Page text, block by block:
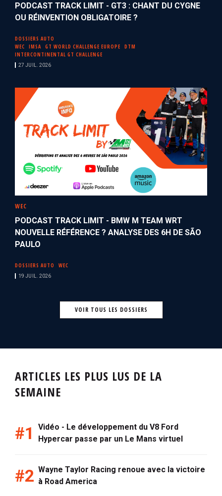
PODCAST TRACK LIMIT - GT3 : CHANT DU CYGNE
OU RÉINVENTION OBLIGATOIRE ?
DOSSIERS AUTO
WEC
IMSA GT WORLD CHALLENGE EUROPE
DTM
INTERCONTINENTAL GT CHALLENGE
27 JUIL. 2026
WEC
PODCAST TRACK LIMIT - BMW M TEAM WRT
NOUVELLE RÉFÉRENCE ? ANALYSE DES 6H DE SÃO
PAULO
DOSSIERS AUTO WEC
19 JUIL. 2026
VOIR TOUS LES DOSSIERS
ARTICLES LES PLUS LUS DE LA
SEMAINE
Vidéo - Le développement du V8 Ford
Hypercar passe par un Le Mans virtuel
Wayne Taylor Racing renoue avec la victoire
à Road America